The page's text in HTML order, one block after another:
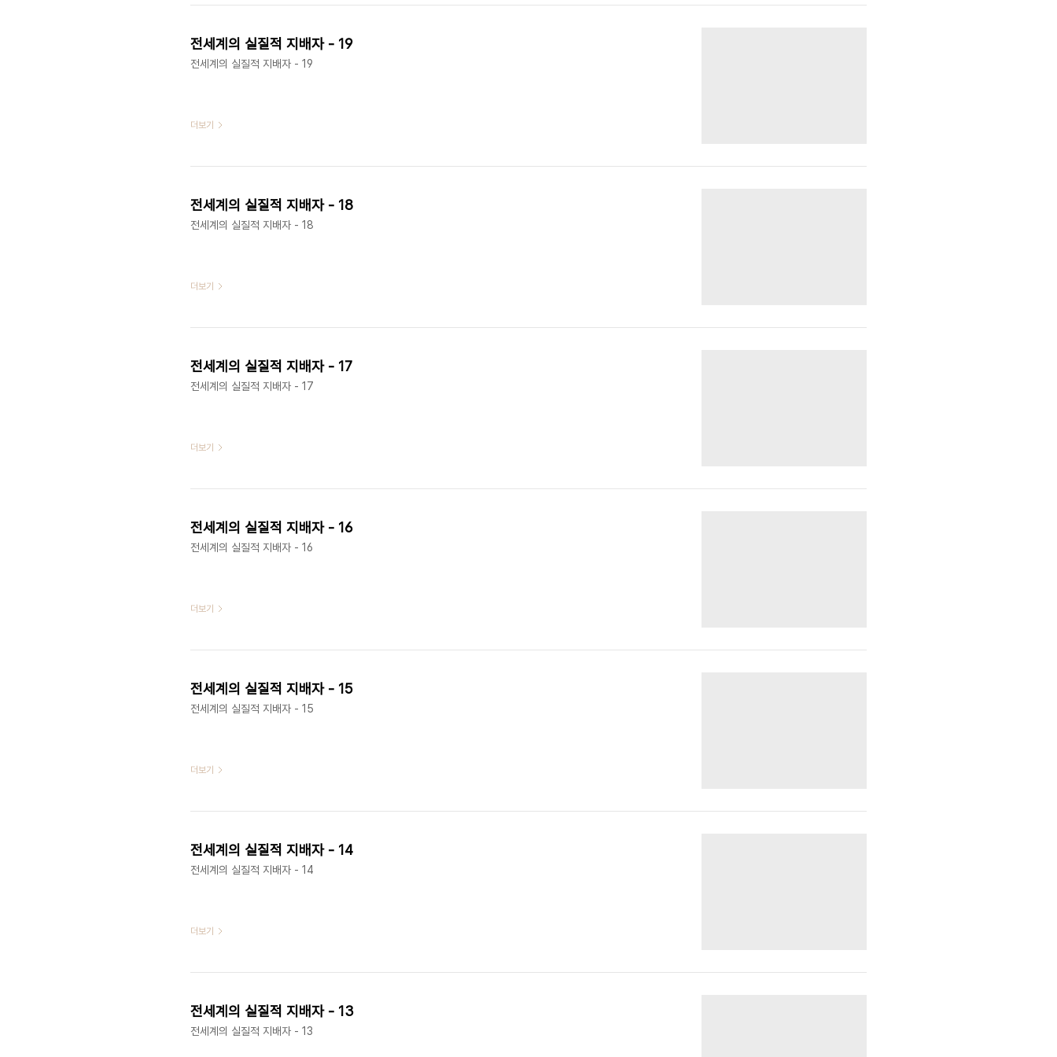
전세계의 실질적 지배자 - 19
전세계의 실질적 지배자 - 19
더보기
전세계의 실질적 지배자 - 18
전세계의 실질적 지배자 - 18
더보기
전세계의 실질적 지배자 - 17
전세계의 실질적 지배자 - 17
더보기
전세계의 실질적 지배자 - 16
전세계의 실질적 지배자 - 16
더보기
전세계의 실질적 지배자 - 15
전세계의 실질적 지배자 - 15
더보기
전세계의 실질적 지배자 - 14
전세계의 실질적 지배자 - 14
더보기
전세계의 실질적 지배자 - 13
전세계의 실질적 지배자 - 13